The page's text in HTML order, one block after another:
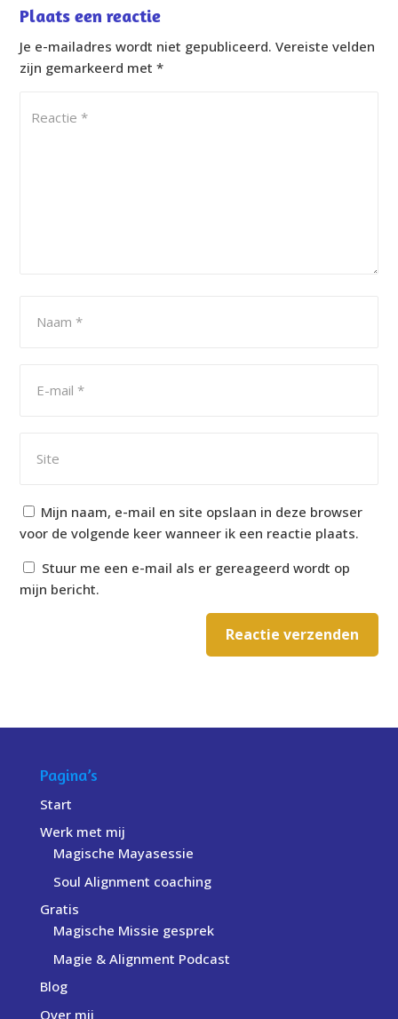
Plaats een reactie
Je e-mailadres wordt niet gepubliceerd. Vereiste velden
zijn gemarkeerd met*
Mijn naam, e-mail en site opslaan in deze browser
voor de volgende keer wanneer ik een reactie plaats.
Stuur me een e-mail als er gereageerd wordt op
mijn bericht.
Reactie verzenden
Pagina’s
Start
Werk met mij
Magische Mayasessie
Soul Alignment coaching
Gratis
Magische Missie gesprek
Magie & Alignment Podcast
Blog
Over mij